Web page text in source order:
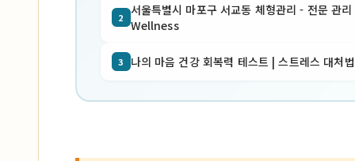
2 서울특별시 마포구 서교동 체형관리 - 전문 관
Wellness
3 나의 마음 건강 회복력 테스트 | 스트레스 대처